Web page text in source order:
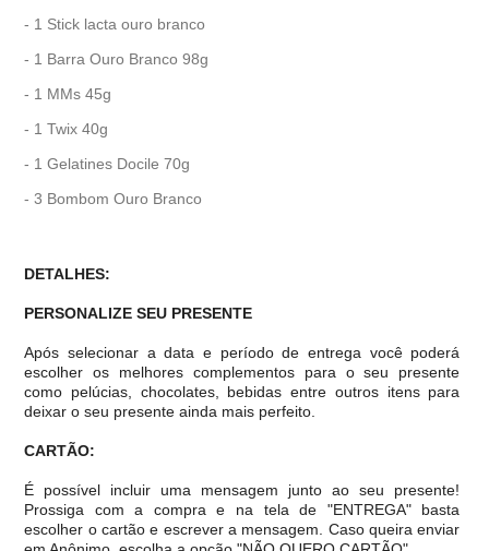
- 1 Stick lacta ouro branco
- 1 Barra Ouro Branco 98g
- 1 MMs 45g
- 1 Twix 40g
- 1 Gelatines Docile 70g
- 3 Bombom Ouro Branco
DETALHES:
PERSONALIZE SEU PRESENTE
Após selecionar a data e período de entrega você poder
escolher os melhores complementos para o seu presente
como pelúcias, chocolates, bebidas entre outros itens para
deixar o seu presente ainda mais perfeito.
CARTÃO:
É possível incluir uma mensagem junto ao seu presente!
Prossiga com a compra e na tela de "ENTREGA" basta
escolher o cartão e escrever a mensagem. Caso queira enviar